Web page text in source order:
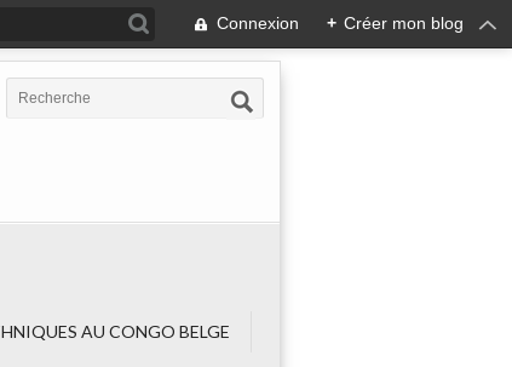
Connexion + Créer mon blog
AU CONGO BELGE